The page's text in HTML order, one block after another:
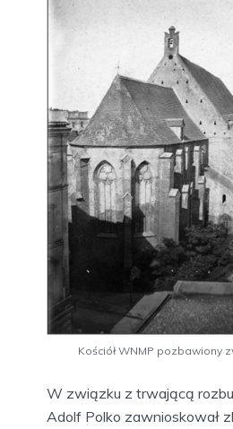
Kościół WNMP pozbawiony
W związku z trwającą
Adolf Polko zawnioskował